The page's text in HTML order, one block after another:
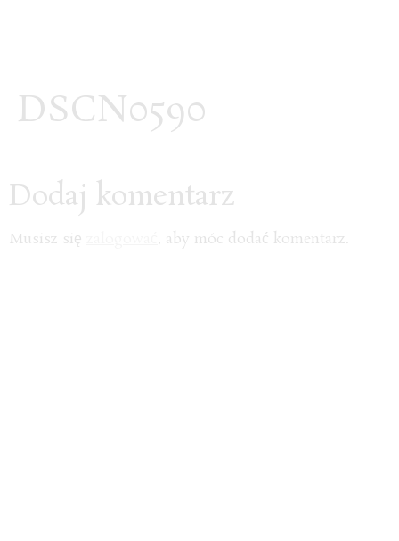
DSCN0590
Dodaj komentarz
Musisz się , aby móc dodać komentarz.